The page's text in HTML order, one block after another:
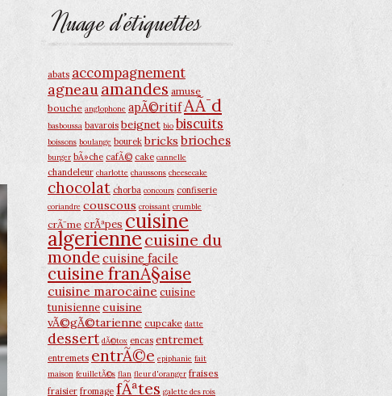
Nuage d’étiquettes
abats accompagnement
agneauamandes amuse
bouche anglophone apÃ©ritifAÃ¯d
basboussa bavarois beignet bio biscuits
boissons boulange bourek bricks brioches
burger bÃ»che cafÃ© cake cannelle
chandeleur charlotte chaussons cheesecake
chocolat chorba concours confiserie
coriandre couscous croissant crumble
crÃ¨me crÃªpes cuisine
algeriennecuisine du
monde cuisine facile
cuisine franÃ§aise
cuisine marocaine cuisine
tunisiennecuisine
vÃ©gÃ©tarienne cupcake datte
dessert dÃ©tox encas entremet
entremets entrÃ©e epiphanie fait
maison feuilletÃ©s flan fleur d'oranger fraises
fraisier fromage fÃªtes galette des rois